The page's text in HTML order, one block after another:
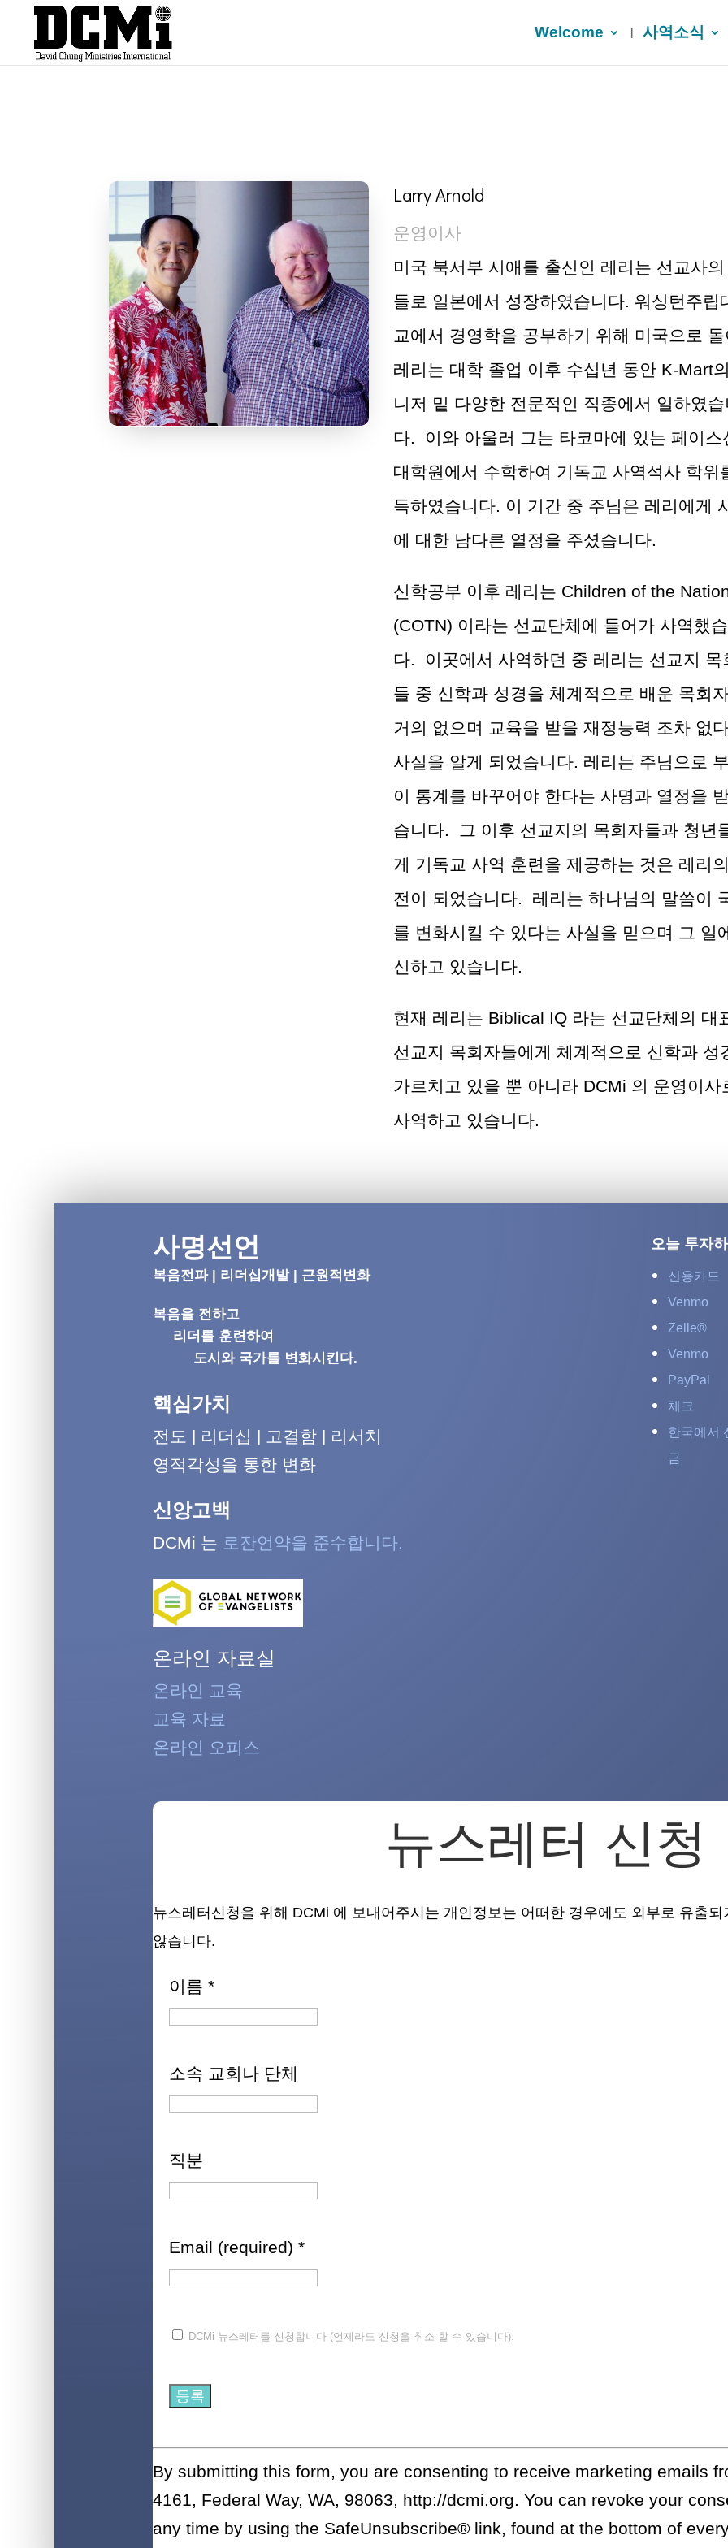
Welcome 사역소식
Larry Arnold
운영이사
미국 북서부 시애틀 출신인 레리는 선교사
들로 일본에서 성장하였습니다. 워싱턴주립
교에서 경영학을 공부하기 위해 미국으로
레리는 대학 졸업 이후 수십년 동안 K-Mart
니저 밑 다양한 전문적인 직종에서 일하였
다. 이와 아울러 그는 타코마에 있는 페이스
대학원에서 수학하여 기독교 사역석사 학위
득하였습니다. 이 기간 중 주님은 레리에게
에 대한 남다른 열정을 주셨습니다.
신학공부 이후 레리는 Children of the
(COTN) 이라는 선교단체에 들어가 사역했
다. 이곳에서 사역하던 중 레리는 선교지 목
들 중 신학과 성경을 체계적으로 배운 목회
거의 없으며 교육을 받을 재정능력 조차 없
사실을 알게 되었습니다. 레리는 주님으로
이 통계를 바꾸어야 한다는 사명과 열정을
습니다.
그 이후 선교지의 목회자들과 청년
게 기독교 사역 훈련을 제공하는 것은 레리
전이 되었습니다. 레리는 하나님의 말씀이
를 변화시킬 수 있다는 사실을 믿으며 그 일
신하고 있습니다.
현재 레리는 Biblical IQ 라는 선교단체의 대
선교지 목회자들에게 체계적으로 신학과 성
가르치고 있을 뿐 아니라 DCMi 의 운영이사
사역하고 있습니다.
사명선언
복음전파 | 리더십개발 | 근원적변화
복음을 전하고
리더를 훈련하여
도시와 국가를 변화시킨다.
핵심가치
전도 | 리더십 | 고결함 | 리서치
영적각성을 통한 변화
신앙고백
DCMi 는 로잔언약을 준수합니다.
온라인 자료실
온라인 교육
교육 자료
온라인 오피스
오늘 투자
신용카드
Venmo
Zelle®
Venmo
PayPal
체크
한국에서
금
뉴스레터 신청
뉴스레터신청을 위해 DCMi 에 보내어주시는 개인정보는 어떠한 경우에도 외부로 유출
않습니다.
이름*
소속 교회나 단체
직분
Email (required)*
DCMi 뉴스레터를 신청합니다 (언제라도 신청을 취소 할 수 있습니다).
Contact
Use.
Please
By submitting this form, you are consenting to receive marketing emails
4161, Federal Way, WA, 98063, http://dcmi.org. You can revoke your
any time by using the SafeUnsubscribe® link, found at the bottom of